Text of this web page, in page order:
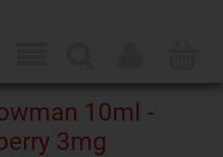
10ml -
3mg